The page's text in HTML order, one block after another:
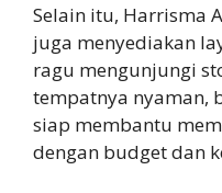
Selain itu, Harrisma
juga menyediakan
ragu mengunjungi
tempatnya nyaman,
siap membantu
dengan budget dan